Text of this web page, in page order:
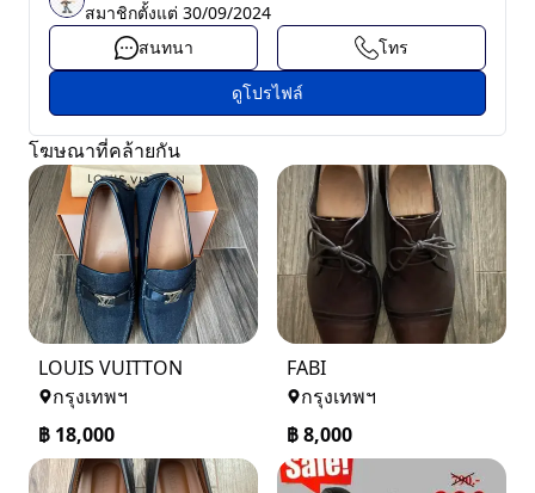
สมาชิกตั้งแต่ 30/09/2024
สนทนา
โทร
ดูโปรไฟล์
โฆษณาที่คล้ายกัน
LOUIS VUITTON
กรุงเทพฯ
฿ 18,000
FABI
กรุงเทพฯ
฿8,000